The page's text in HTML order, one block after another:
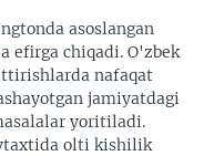
asoslangan
efirga chiqadi. O'zbek
nafaqat
jamiyatdagi
yoritiladi.
olti kishilik